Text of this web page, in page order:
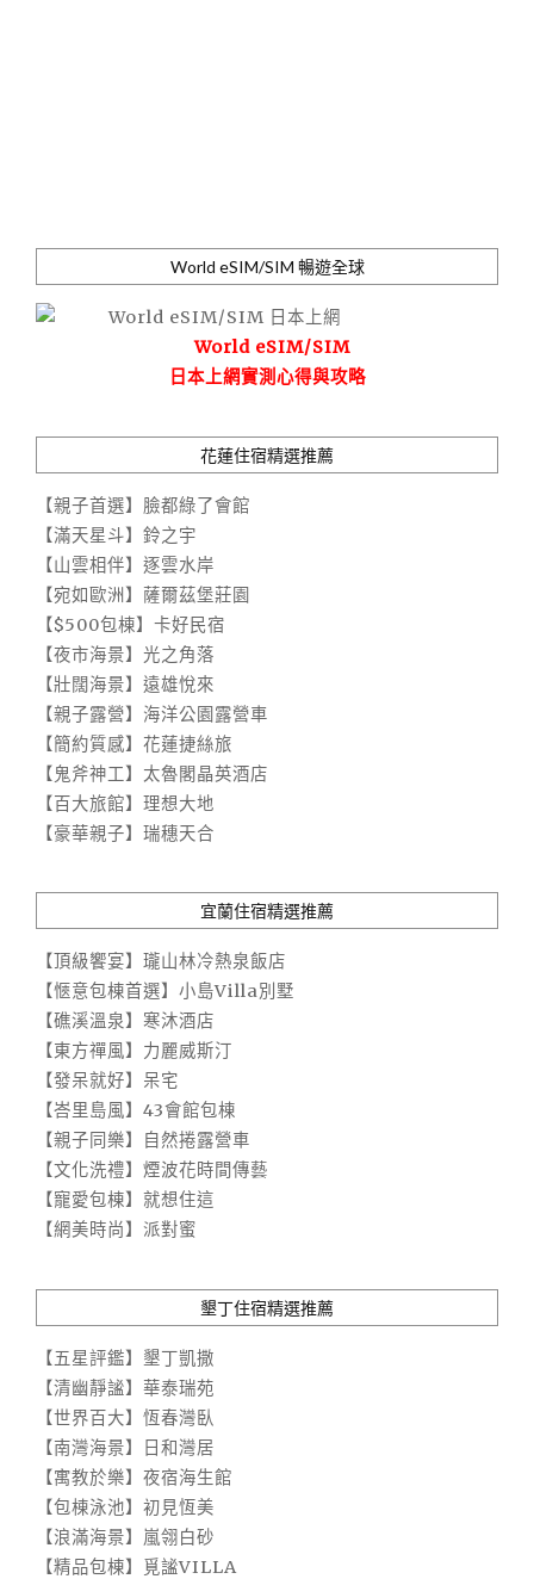
World eSIM/SIM 暢遊全球
World eSIM/SIM
日本上網實測心得與攻略
花蓮住宿精選推薦
【親子首選】臉都綠了會館
【滿天星斗】鈴之宇
【山雲相伴】逐雲水岸
【宛如歐洲】薩爾茲堡莊園
【$500包棟】卡好民宿
【夜市海景】光之角落
【壯闊海景】遠雄悅來
【親子露營】海洋公園露營車
【簡約質感】花蓮捷絲旅
【鬼斧神工】太魯閣晶英酒店
【百大旅館】理想大地
【豪華親子】瑞穗天合
宜蘭住宿精選推薦
【頂級饗宴】瓏山林冷熱泉飯店
【愜意包棟首選】小島Villa別墅
【礁溪溫泉】寒沐酒店
【東方禪風】力麗威斯汀
【發呆就好】呆宅
【峇里島風】43會館包棟
【親子同樂】自然捲露營車
【文化洗禮】煙波花時間傳藝
【寵愛包棟】就想住這
【網美時尚】派對蜜
墾丁住宿精選推薦
【五星評鑑】墾丁凱撒
【清幽靜謐】華泰瑞苑
【世界百大】恆春灣臥
【南灣海景】日和灣居
【寓教於樂】夜宿海生館
【包棟泳池】初見恆美
【浪滿海景】嵐翎白砂
【精品包棟】覓謐VILLA